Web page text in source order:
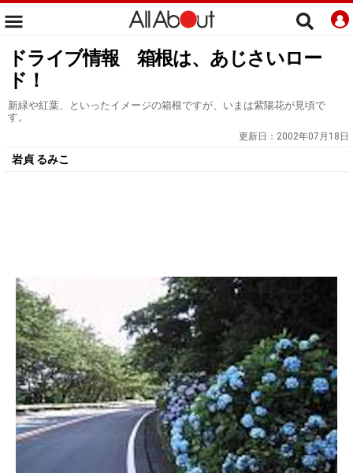
ドライブ情報 箱根は、あじさいロー
ド！
新緑や紅葉、といったイメージの箱根ですが、いまは紫陽花が見頃で
す。
更新日： 2002年07月18日
岩貞 るみこ